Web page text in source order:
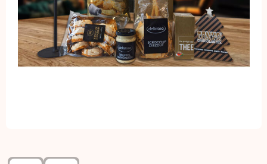
Kerst
Kinderen, Peuters en Baby's
Klokken, horloges en weerstations
Persoonlijke verzorging